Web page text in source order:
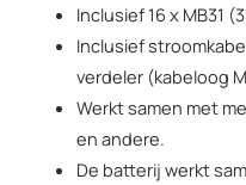
Inclusief 16 x MB31
Inclusief
verdeler (kabeloog
Werkt samen met
en andere.
De batterij werkt